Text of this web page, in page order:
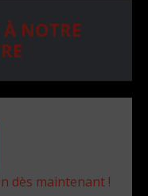
NOTRE
dès maintenant !